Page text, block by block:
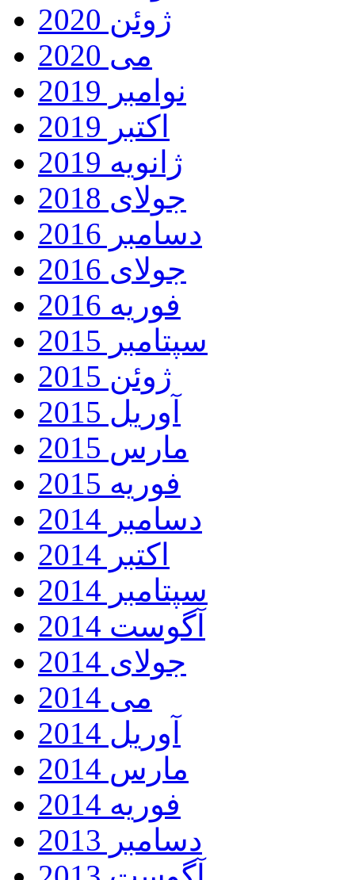
ژوئن 2020
می 2020
نوامبر 2019
اکتبر 2019
ژانویه 2019
جولای 2018
دسامبر 2016
جولای 2016
فوریه 2016
سپتامبر 2015
ژوئن 2015
آوریل 2015
مارس 2015
فوریه 2015
دسامبر 2014
اکتبر 2014
سپتامبر 2014
آگوست 2014
جولای 2014
می 2014
آوریل 2014
مارس 2014
فوریه 2014
دسامبر 2013